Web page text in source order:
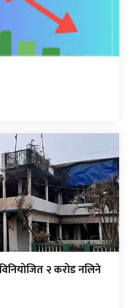
२ करोड नलिने